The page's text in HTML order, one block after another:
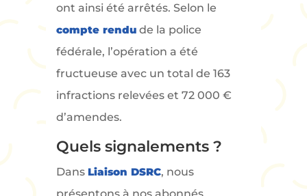
ont ainsi été arrêtés. Selon le
compte rendu de la police
fédérale, l’opération a été
fructueuse avec un total de 163
infractions relevées et 72 000 €
d’amendes.
Quels signalements ?
DansLiaison DSRC, nous
présentons à nos abonnés